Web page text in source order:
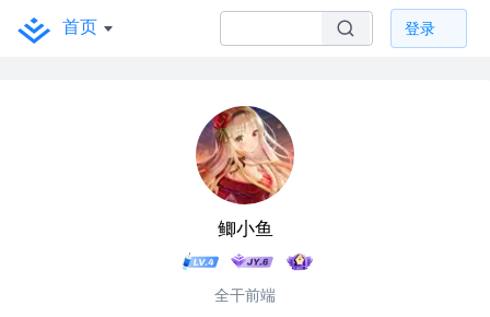
首页 登录
鲫小鱼
全干前端